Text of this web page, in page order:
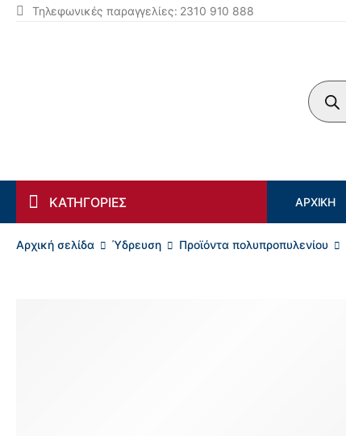
Τηλεφωνικές παραγγελίες: 2310 910 888
Products search
ΚΑΤΗΓΟΡΙΕΣ ΑΡΧΙΚΉ
Αρχική σελίδα Ύδρευση Προϊόντα πολυπροπυλενίου